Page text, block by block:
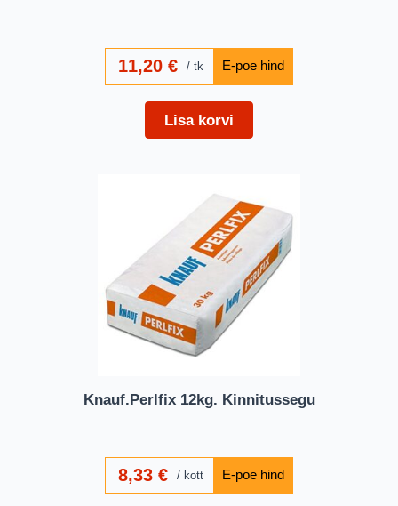
11,20 € tk
Lisa korvi
Knauf.Perlfix 12kg. Kinnitussegu
8,33 € kott